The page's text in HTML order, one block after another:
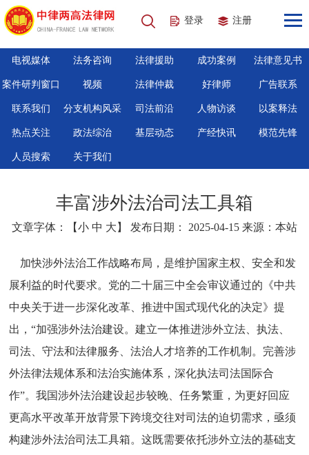
登录 注册
电视媒体 法务咨询 法律援助 成功案例 法律意见书
案件研判窗口 视频 法律仲裁 好律师 广告联系
联系我们 分支机构风采 司法前沿 人物访谈 以案释法
热点关注 政法综治 基层动态 产经快讯 模范先锋
人员搜索 关于我们
丰富涉外法治司法工具箱
文章字体：【小 中 大 】 发布日期： 2025-04-15 来源：本站
加快涉外法治工作战略布局，是维护国家主权、安全和发
展利益的时代要求。党的二十届三中全会审议通过的《中共
中央关于进一步深化改革、推进中国式现代化的决定》提
出，“加强涉外法治建设。建立一体推进涉外立法、执法、
司法、守法和法律服务、法治人才培养的工作机制。完善涉
外法律法规体系和法治实施体系，深化执法司法国际合
作”。我国涉外法治建设起步较晚、任务繁重，为更好回应
更高水平改革开放背景下跨境交往对司法的迫切需求，亟须
构建涉外法治司法工具箱。这既需要依托涉外立法的基础支